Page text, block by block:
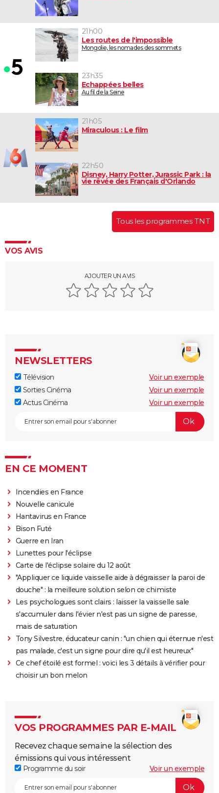
21h00
Les routes de l'impossible
Mongolie, les nomades des sommets
23h35
Echappées belles
Au fil de la Seine
21h05
Miraculous : Le film
22h50
Disney, Harry Potter, Jurassic Park : la
vie rêvée des Français d'Orlando
Tous les programmes TNT
VOS AVIS
AJOUTER UN AVIS
NEWSLETTERS
Télévision
Voir un exemple
Sorties Cinéma
Voir un exemple
Actus Cinéma
Voir un exemple
EN CE MOMENT
Incendies en France
Nouvelle canicule
Hantavirus en France
Bison Futé
Guerre en Iran
Lunettes pour l'éclipse
Carte de l'éclipse solaire du 12 août
"Appliquer ce liquide vaisselle aide à dégraisser la paroi de
douche" : la meilleure solution selon ce chimiste
Les psychologues sont clairs : laisser la vaisselle sale
s'accumuler dans l'évier n'est pas un signe de paresse,
mais de saturation
Tony Silvestre, éducateur canin : "un chien qui éternue n'est
pas malade, c'est un signe pour dire qu'il est heureux"
Ce chef étoilé est formel : voici les 3 détails à vérifier pour
choisir un bon melon
VOS PROGRAMMES PAR E-MAIL
Recevez chaque semaine la sélection des
émissions qui vous intéressent
Programme du soir Voir un exemple